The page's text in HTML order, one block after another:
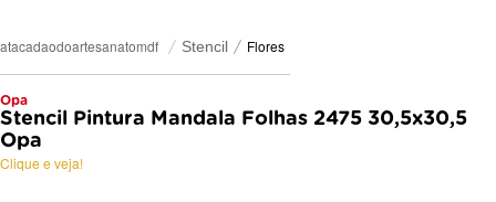
atacadaodoartesanatomdf Stencil Flores
Opa
Stencil Pintura Mandala Folhas 2475 30,5x30,5
Opa
Clique e veja!